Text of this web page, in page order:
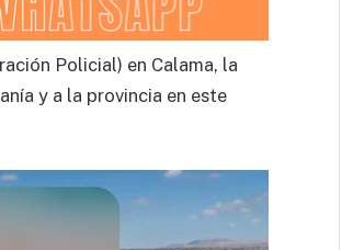
Policial) en Calama, la
y a la provincia en este